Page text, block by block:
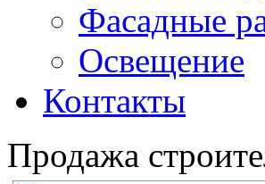
Фасадные
Освещение
Контакты
Продажа